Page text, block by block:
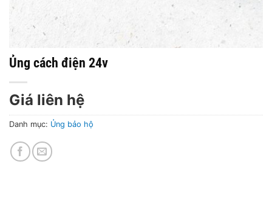
Ủng cách điện 24v
Giá liên hệ
Danh mục: Ủng bảo hộ